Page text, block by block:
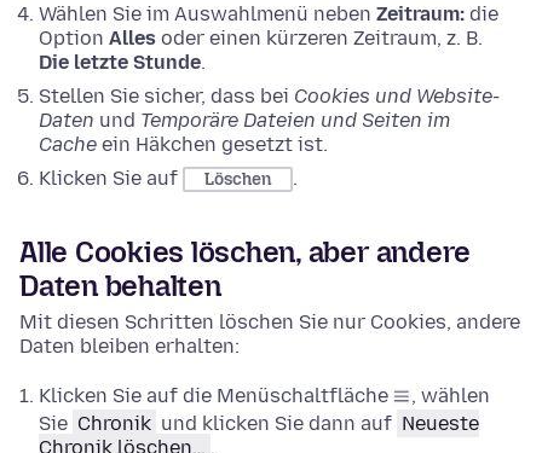
Wählen Sie im Auswahlmenü neben Zeitraum: die
Option Alles oder einen kürzeren Zeitraum, z. B.
Die letzte Stunde.
Stellen Sie sicher, dass bei Cookies und Website-
Daten und Temporäre Dateien und Seiten im
Cache ein Häkchen gesetzt ist.
Klicken Sie auf
Löschen .
Alle Cookies löschen, aber andere
Daten behalten
Mit diesen Schritten löschen Sie nur Cookies, andere
Daten bleiben erhalten:
Klicken Sie auf die Menüschaltfläche
, wählen
Sie Chronik und klicken Sie dann auf Neueste
Chronik löschen… .